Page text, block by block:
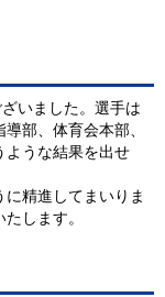
いました。選手は
部、体育会本部、
ような結果を出せ
精進してまいりま
します。